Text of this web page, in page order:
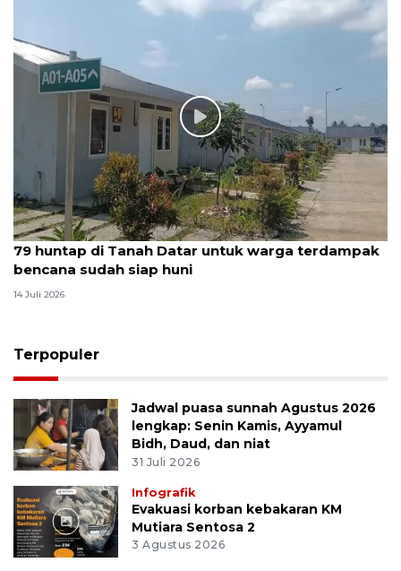
79 huntap di Tanah Datar untuk warga terdampak
bencana sudah siap huni
14 Juli 2026
Terpopuler
Jadwal puasa sunnah Agustus 2026
lengkap: Senin Kamis, Ayyamul
Bidh, Daud, dan niat
31 Juli 2026
Infografik
Evakuasi korban kebakaran KM
Mutiara Sentosa 2
3 Agustus 2026